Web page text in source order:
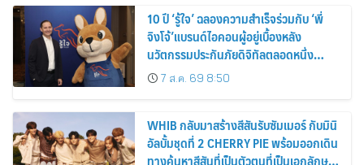
10 ปี ‘รู้ใจ’ ฉลองความสำเร็จร่วมกับ ‘พี่
จิงโจ้’แบรนด์ไอคอนผู้อยู่เบื้องหลัง
นวัตกรรมประกันภัยดิจิทัลตลอดหนึ่ง
ทศวรรษ
7 ส.ค. 69 8:50
WHIB กลับมาสร้างสีสันรับซัมเมอร์ กับมินิ
อัลบั้มชุดที่ 2 CHERRY PIE พร้อมออกเดิน
ทางค้นหาสีสันที่เป็นตัวตนที่เป็นเอกลักษณ์